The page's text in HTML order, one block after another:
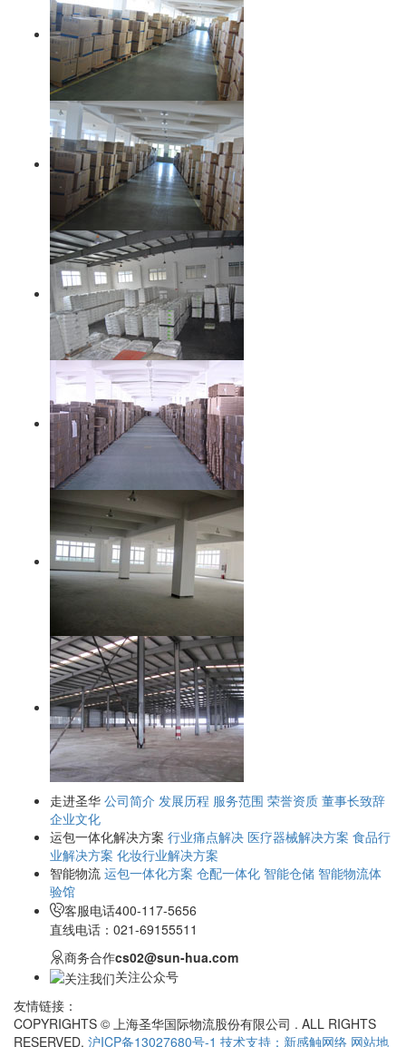
走进圣华 公司简介 发展历程 服务范围 荣誉资质 董事长致辞
企业文化
运包一体化解决方案 行业痛点解决 医疗器械解决方案 食品行
业解决方案 化妆行业解决方案
智能物流 运包一体化方案 仓配一体化 智能仓储 智能物流体
验馆
客服电话400-117-5656
直线电话：021-69155511
商务合作cs02@sun-hua.com
关注公众号
友情链接：
COPYRIGHTS © 上海圣华国际物流股份有限公司 . ALL RIGHTS
RESERVED. 沪ICP备13027680号-1 技术支持：新感触网络 网站地